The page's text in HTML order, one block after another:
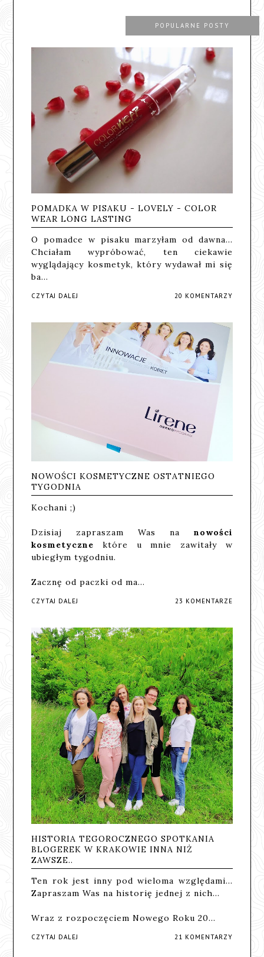
POPULARNE POSTY
POMADKA W PISAKU - LOVELY - COLOR
WEAR LONG LASTING
O pomadce w pisaku marzyłam od dawna...
Chciałam wypróbować, ten ciekawie
wyglądający kosmetyk, który wydawał mi się
ba…
CZYTAJ DALEJ 20 KOMENTARZY
NOWOŚCI KOSMETYCZNE OSTATNIEGO
TYGODNIA
Kochani ;)
Dzisiaj zapraszam Was na nowości
kosmetycznektóre u mnie zawitały w
ubiegłym tygodniu.
Zacznę od paczki od ma…
CZYTAJ DALEJ 23 KOMENTARZE
HISTORIA TEGOROCZNEGO SPOTKANIA
BLOGEREK W KRAKOWIE INNA NIŻ
ZAWSZE..
Ten rok jest inny pod wieloma względami...
Zapraszam Was na historię jednej z nich...
Wraz z rozpoczęciem Nowego Roku 20…
CZYTAJ DALEJ 21 KOMENTARZY